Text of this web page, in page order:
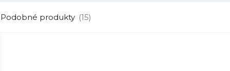
Podobné produkty (15)